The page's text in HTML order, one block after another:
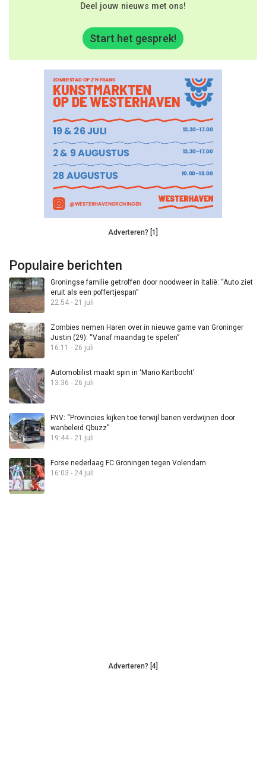
Deel jouw nieuws met ons!
Start het gesprek!
Adverteren? [1]
Populaire berichten
Groningse familie getroffen door noodweer in Italië: “Auto ziet
eruit als een poffertjespan”
22:54 - 21 juli
Zombies nemen Haren over in nieuwe game van Groninger
Justin (29): “Vanaf maandag te spelen”
16:11 - 26 juli
Automobilist maakt spin in ‘Mario Kartbocht’
13:36 - 26 juli
FNV: “Provincies kijken toe terwijl banen verdwijnen door
wanbeleid Qbuzz”
19:44 - 21 juli
Forse nederlaag FC Groningen tegen Volendam
16:03 - 24 juli
Adverteren? [4]